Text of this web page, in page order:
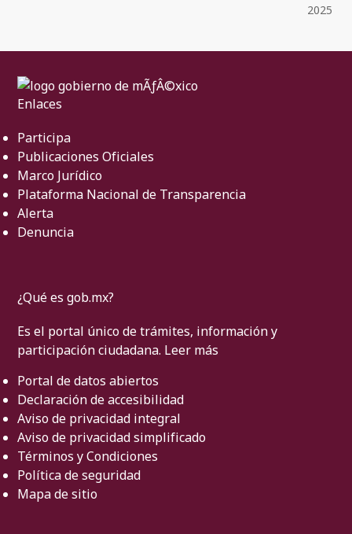
2025
Enlaces
Participa
Publicaciones Oficiales
Marco Jurídico
Plataforma Nacional de Transparencia
Alerta
Denuncia
¿Qué es gob.mx?
Es el portal único de trámites, información y
participación ciudadana. Leer más
Portal de datos abiertos
Declaración de accesibilidad
Aviso de privacidad integral
Aviso de privacidad simplificado
Términos y Condiciones
Política de seguridad
Mapa de sitio